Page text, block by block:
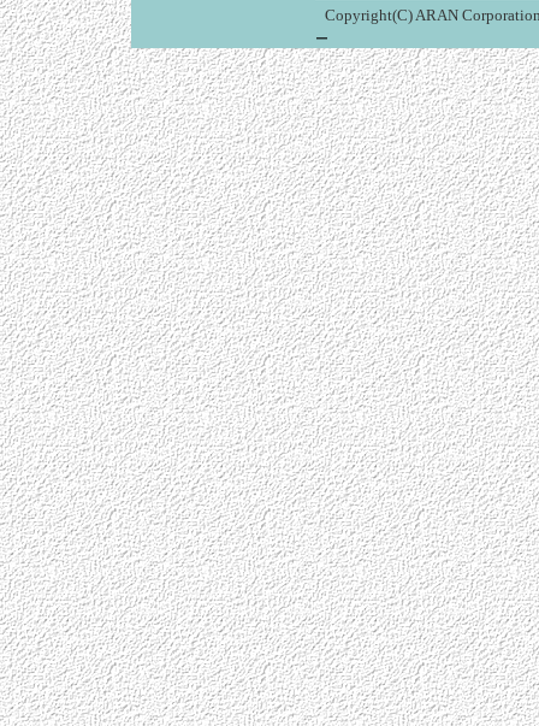
Copyright(C)
ー